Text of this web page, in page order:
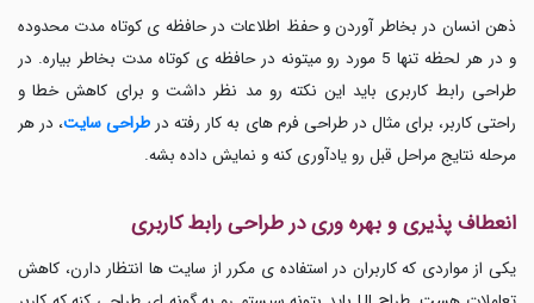
ذهن انسان در بخاطر آوردن و حفظ اطلاعات در حافظه ی کوتاه مدت محدوده
و در هر لحظه تنها 5 مورد رو میتونه در حافظه ی کوتاه مدت بخاطر بیاره. در
طراحی رابط کاربری باید این نکته رو مد نظر داشت و برای کاهش خطا و
راحتی کاربر، برای مثال در طراحی فرم های به کار رفته درطراحی سایت، در هر
مرحله نتایج مراحل قبل رو یادآوری کنه و نمایش داده بشه.
انعطاف پذیری و بهره وری در طراحی رابط کاربری
یکی از مواردی که کاربران در استفاده ی مکرر از سایت ها انتظار دارن، کاهش